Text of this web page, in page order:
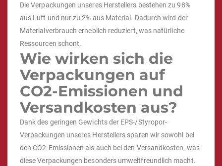
Die Verpackungen unseres Herstellers bestehen zu 98%
aus Luft und nur zu 2% aus Material. Dadurch wird der
Materialverbrauch erheblich reduziert, was natürliche
Ressourcen schont.
Wie wirken sich die
Verpackungen auf
CO2-Emissionen und
Versandkosten aus?
Dank des geringen Gewichts der EPS-/Styropor-
Verpackungen unseres Herstellers sparen wir sowohl bei
den CO2-Emissionen als auch bei den Versandkosten, was
diese Verpackungen besonders umweltfreundlich macht.